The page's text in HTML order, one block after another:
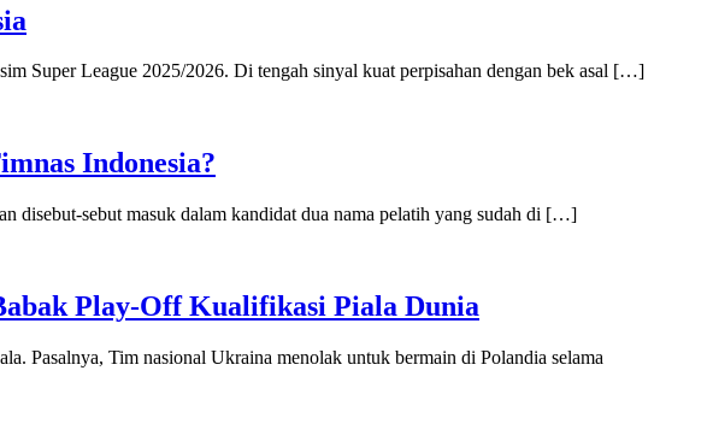
Super League 2025/2026. Di tengah sinyal kuat perpisahan dengan bek asal […]
Indonesia?
sebut masuk dalam kandidat dua nama pelatih yang sudah di […]
Play-Off Kualifikasi Piala Dunia
Tim nasional Ukraina menolak untuk bermain di Polandia selama